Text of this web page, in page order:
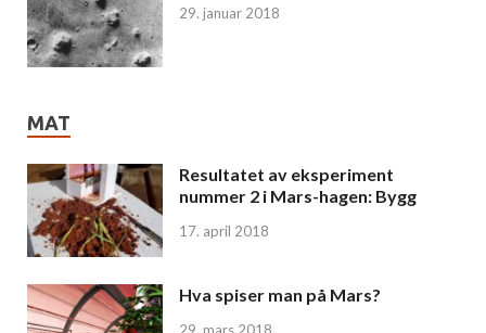
29. januar 2018
MAT
Resultatet av eksperiment
nummer 2 i Mars-hagen: Bygg
17. april 2018
Hva spiser man på Mars?